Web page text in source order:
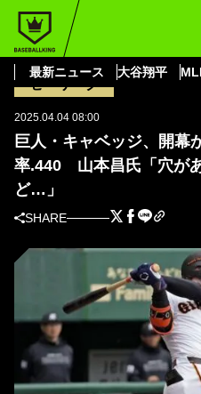
最新ニュース 大谷翔平
BASEBALL KING
巨人・キャベッジ、開幕から6戦連
うな感じなんですけど…」
セ・リーグ
2025.04.04 08:00
巨人・キャベッジ、開幕
率.440 山本昌氏「穴が
ど…」
SHARE